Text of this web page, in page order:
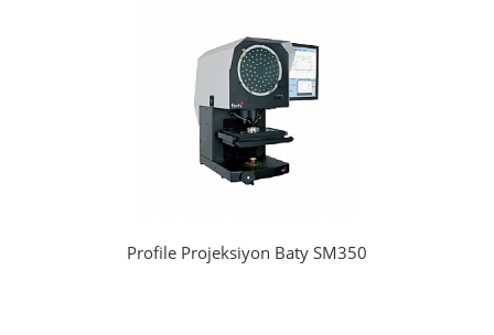
Profile Projeksiyon Baty SM350